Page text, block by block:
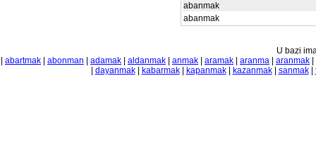
abanmak
abanmak
U bazi
abartmak abonman adamak aldanmak anmak aramak aranma aranmak
dayanmak| kabarmak| kapanmak| kazanmak| sanmak|